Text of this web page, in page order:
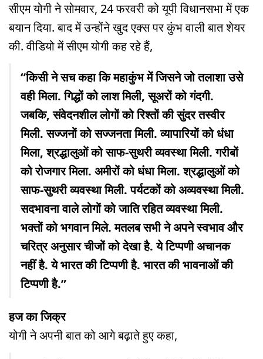
सीएम योगी ने सोमवार, 24 फरवरी को यूपी विधानसभा में एक
बयान दिया. बाद में उन्होंने खुद एक्स पर कुंभ वाली बात शेयर
की. वीडियो में सीएम योगी कह रहे हैं,
“किसी ने सच कहा कि महाकुंभ में जिसने जो तलाशा उसे
वही मिला. गिद्धों को लाश मिली, सूअरों को गंदगी.
जबकि, संवेदनशील लोगों को रिश्तों की सुंदर तस्वीर
मिली. सज्जनों को सज्जनता मिली. व्यापारियों को धंधा
मिला, श्रद्धालुओं को साफ-सुथरी व्यवस्था मिली. गरीबों
को रोजगार मिला. अमीरों को धंधा मिला. श्रद्धालुओं को
साफ-सुथरी व्यवस्था मिली. पर्यटकों को अव्यवस्था मिली.
सदभावना वाले लोगों को जाति रहित व्यवस्था मिली.
भक्तों को भगवान मिले. मतलब सभी ने अपने स्वभाव और
चरित्र अनुसार चीजों को देखा है. ये टिप्पणी अचानक
नहीं है. ये भारत की टिप्पणी है. भारत की भावनाओं की
टिप्पणी है.”
हज का जिक्र
योगी ने अपनी बात को आगे बढ़ाते हुए कहा,